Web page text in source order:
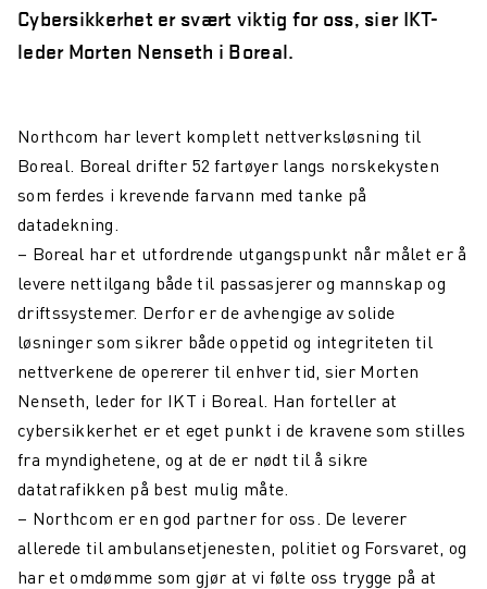
Cybersikkerhet er svært viktig for oss, sier IKT-
leder Morten Nenseth i Boreal.
Northcom har levert komplett nettverksløsning til
Boreal. Boreal drifter 52 fartøyer langs norskekysten
som ferdes i krevende farvann med tanke på
datadekning.
– Boreal har et utfordrende utgangspunkt når målet er å
levere nettilgang både til passasjerer og mannskap og
driftssystemer. Derfor er de avhengige av solide
løsninger som sikrer både oppetid og integriteten til
nettverkene de opererer til enhver tid, sier Morten
Nenseth, leder for IKT i Boreal. Han forteller at
cybersikkerhet er et eget punkt i de kravene som stilles
fra myndighetene, og at de er nødt til å sikre
datatrafikken på best mulig måte.
– Northcom er en god partner for oss. De leverer
allerede til ambulansetjenesten, politiet og Forsvaret, og
har et omdømme som gjør at vi følte oss trygge på at